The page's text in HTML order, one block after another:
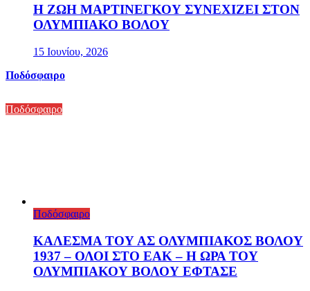
Η ΖΩΗ ΜΑΡΤΙΝΕΓΚΟΥ ΣΥΝΕΧΙΖΕΙ ΣΤΟΝ
ΟΛΥΜΠΙΑΚΟ ΒΟΛΟΥ
15 Ιουνίου, 2026
Ποδόσφαιρο
Ποδόσφαιρο
Ποδόσφαιρο
ΚΑΛΕΣΜΑ ΤΟΥ ΑΣ ΟΛΥΜΠΙΑΚΟΣ ΒΟΛΟΥ
1937 – ΟΛΟΙ ΣΤΟ ΕΑΚ – Η ΩΡΑ ΤΟΥ
ΟΛΥΜΠΙΑΚΟΥ ΒΟΛΟΥ ΕΦΤΑΣΕ